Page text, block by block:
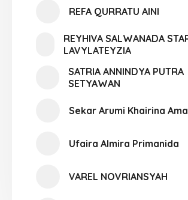
REFA QURRATU AINI
REYHIVA SALWANADA
LAVYLATEYZIA
SATRIA ANNINDYA PUTRA
SETYAWAN
Sekar Arumi Khairina
Ufaira Almira Primanida
VAREL NOVRIANSYAH